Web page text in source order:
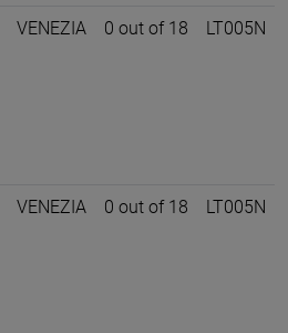
VENEZIA 0 out of 18 LT005N
VENEZIA 0 out of 18 LT005N